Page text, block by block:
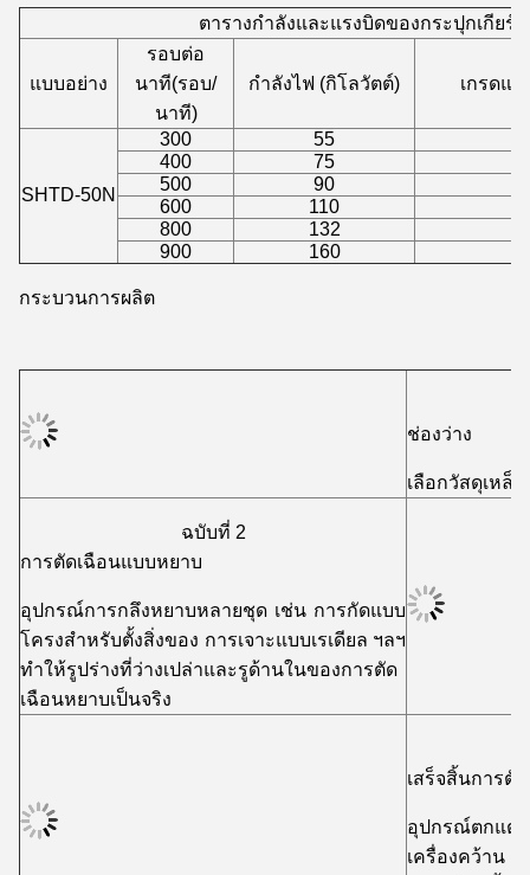
ตารางกำลังและแรงบิดของกระปุกเกียร์
แบบอย่าง
รอบต่อ
นาที(รอบ/
นาที)
กำลังไฟ (กิโลวัตต์) เกรดแร
SHTD-50N
300 55
400
75
500
90
600
110
800
132
900
160
กระบวนการผลิต
ช่องว่าง
เลือกวัสดุเหล็
ฉบับที่ 2
การตัดเฉือนแบบหยาบ
อุปกรณ์การกลึงหยาบหลายชุด เช่น การกัดแบบ
โครงสำหรับตั้งสิ่งของ การเจาะแบบเรเดียล ฯลฯ
ทำให้รูปร่างที่ว่างเปล่าและรูด้านในของการตัด
เฉือนหยาบเป็นจริง
เสร็จสิ้นการตั
อุปกรณ์ตกแต่ง
เครื่องคว้าน